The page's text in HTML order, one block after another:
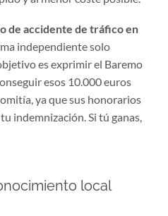
de accidente de tráfico en
independiente solo
es exprimir el Baremo
esos 10.000 euros
ya que sus honorarios
indemnización. Si tú ganas,
local